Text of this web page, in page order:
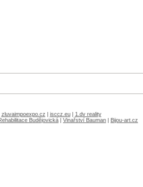
zluvaimpoexpo.cz | isccz.eu | 1.dv reality
Budějovická | Vinařství Bauman | Bijou-art.cz